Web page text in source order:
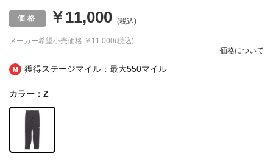
獲得ステージマイル：最大550マイル
メーカー希望小売価格 ￥11,000(税込)
￥11,000 (税込)
価格について
カラー：Z